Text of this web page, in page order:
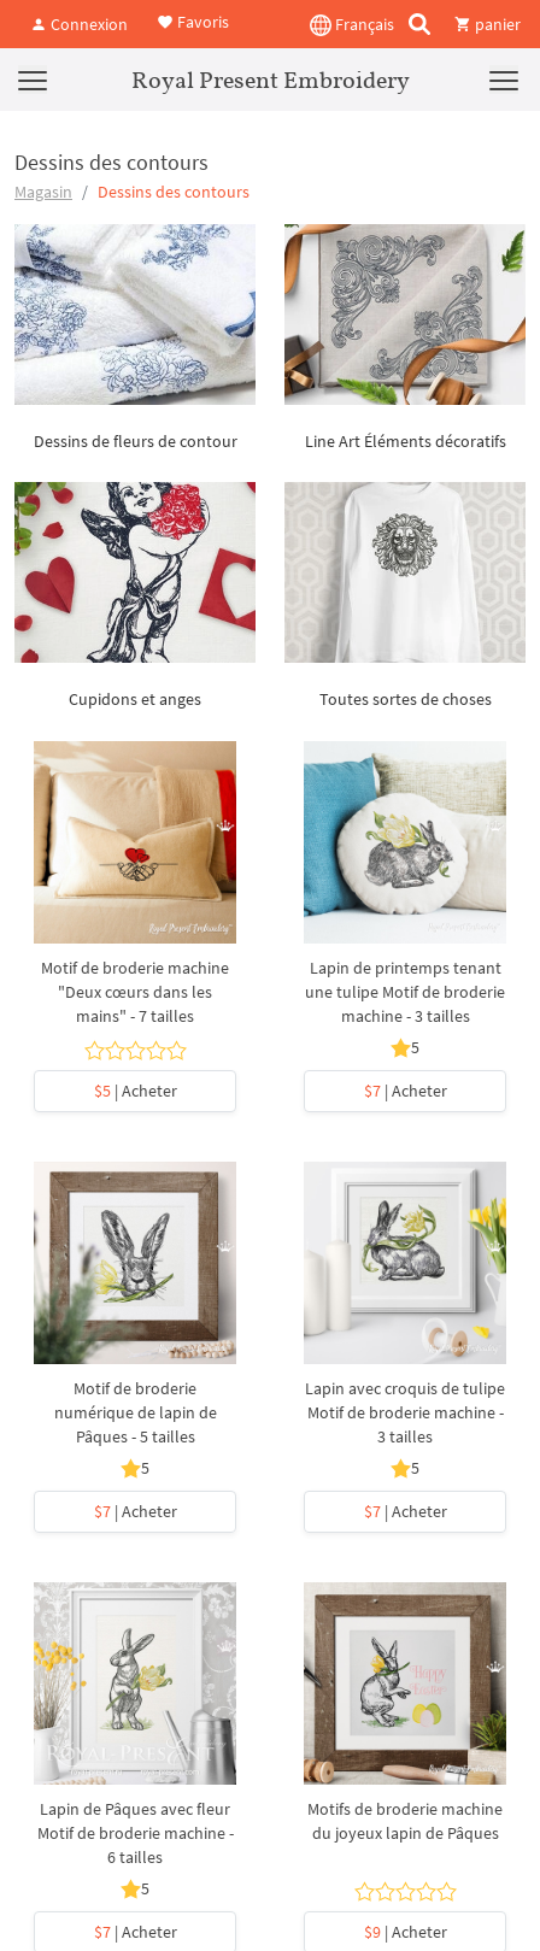
Connexion Favoris Français panier
Royal Present Embroidery
Dessins des contours
Magasin Dessins des contours
Dessins de fleurs de contour Line Art Éléments décoratifs
Cupidons et anges Toutes sortes de choses
Motif de broderie machine
"Deux cœurs dans les
mains" - 7 tailles
$5| Acheter
Lapin de printemps tenant
une tulipe Motif de broderie
machine - 3 tailles
5
$7| Acheter
Motif de broderie
numérique de lapin de
Pâques - 5 tailles
5
$7| Acheter
Lapin avec croquis de tulipe
Motif de broderie machine -
3 tailles
5
$7| Acheter
Lapin de Pâques avec fleur
Motif de broderie machine -
6 tailles
5
$7| Acheter
Motifs de broderie machine
du joyeux lapin de Pâques
$9| Acheter